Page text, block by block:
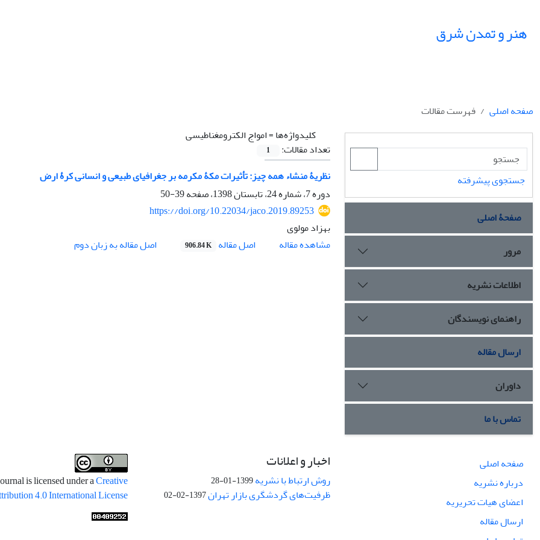
هنر و تمدن شرق
صفحه اصلی
فهرست مقالات
کلیدواژه‌ها =امواج الکترومغناطیسی
تعداد مقالات:
1
نظریۀ منشاء همه چیز: تأثیرات مکۀ مکرمه بر جغرافیای طبیعی و انسانی کرۀ ارض
دوره 7، شماره 24، تابستان 1398، صفحه
39-50
https://doi.org/10.22034/jaco.2019.89253
بهزاد مولوی
مشاهده مقاله
اصل مقاله 906.84 K اصل مقاله به زبان دوم
جستجوی پیشرفته
صفحۀ اصلی
مرور
اطلاعات نشریه
راهنمای نویسندگان
ارسال مقاله
داوران
تماس با ما
صفحه اصلی
درباره نشریه
اعضای هیات تحریریه
ارسال مقاله
اخبار و اعلانات
روش ارتباط با نشریه1399-01-28
ظرفیت‌های گردشگری بازار تهران1397-02-02
is licensed under aCreative
4.0 International License